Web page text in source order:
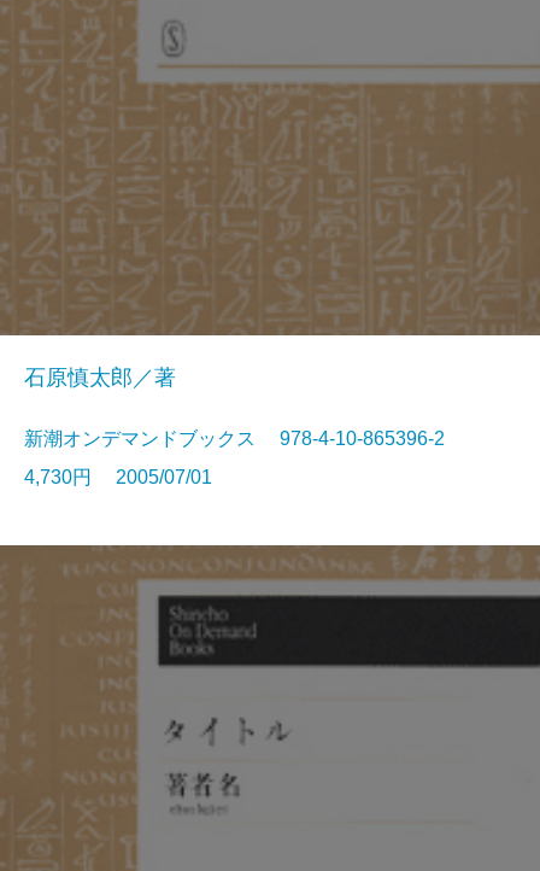
石原慎太郎／著
新潮オンデマンドブックス 978-4-10-865396-2
4,730円 2005/07/01